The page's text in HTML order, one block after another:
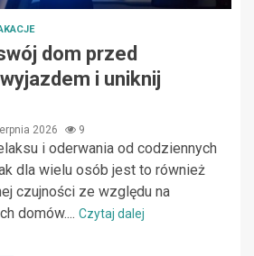
dom przed
i uniknij
2026 9
i oderwania od codziennych
dla wielu osób jest to również
czujności ze względu na
domów.... Czytaj dalej